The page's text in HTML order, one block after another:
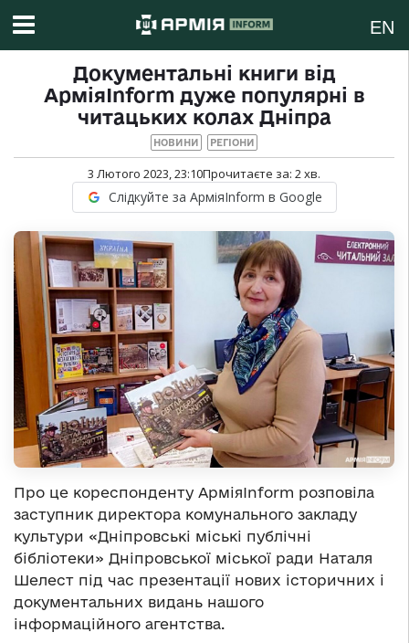
EN
Документальні книги від
АрміяInform дуже популярні в
читацьких колах Дніпра
НОВИНИ РЕГІОНИ
3 Лютого 2023, 23:10Прочитаєте за: 2хв.
Слідкуйте за АрміяInform в Google
Про це кореспонденту АрміяInform розповіла
заступник директора комунального закладу
культури «Дніпровські міські публічні
бібліотеки» Дніпровської міської ради Наталя
Шелест під час презентації нових історичних і
документальних видань нашого
інформаційного агентства.